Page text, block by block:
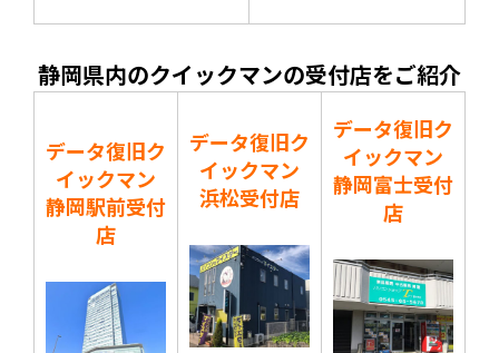
静岡県内のクイックマンの受付店をご紹介
データ復旧ク
イックマン
静岡駅前受付
店
データ復旧ク
イックマン
浜松受付店
データ復旧ク
イックマン
静岡富士受付
店